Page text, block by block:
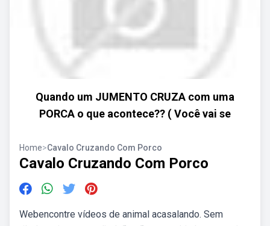
Quando um JUMENTO CRUZA com uma
PORCA o que acontece?? ( Você vai se
Home>Cavalo Cruzando Com Porco
Cavalo Cruzando Com Porco
Webencontre vídeos de animal acasalando. Sem